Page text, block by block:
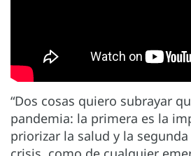
“Dos cosas quiero subrayar
pandemia: la primera es la
priorizar la salud y la